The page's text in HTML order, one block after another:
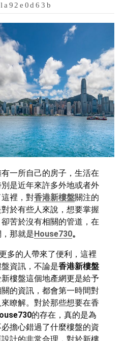
一所自己的房子，生活在
是近年來許多外地或者外
裡，對香港新樓盤關注的
於有些人來說，想要掌握
苦於沒有相關的管道，在
那就是 House730。
多的人帶來了便利，這裡
資訊，不論是香港新樓盤
樓盤這個地產網更是給予
的資訊，都會第一時間對
瞭解。對於那些想要在香
的存在，真的是為
擔心錯過了什麼樓盤的資